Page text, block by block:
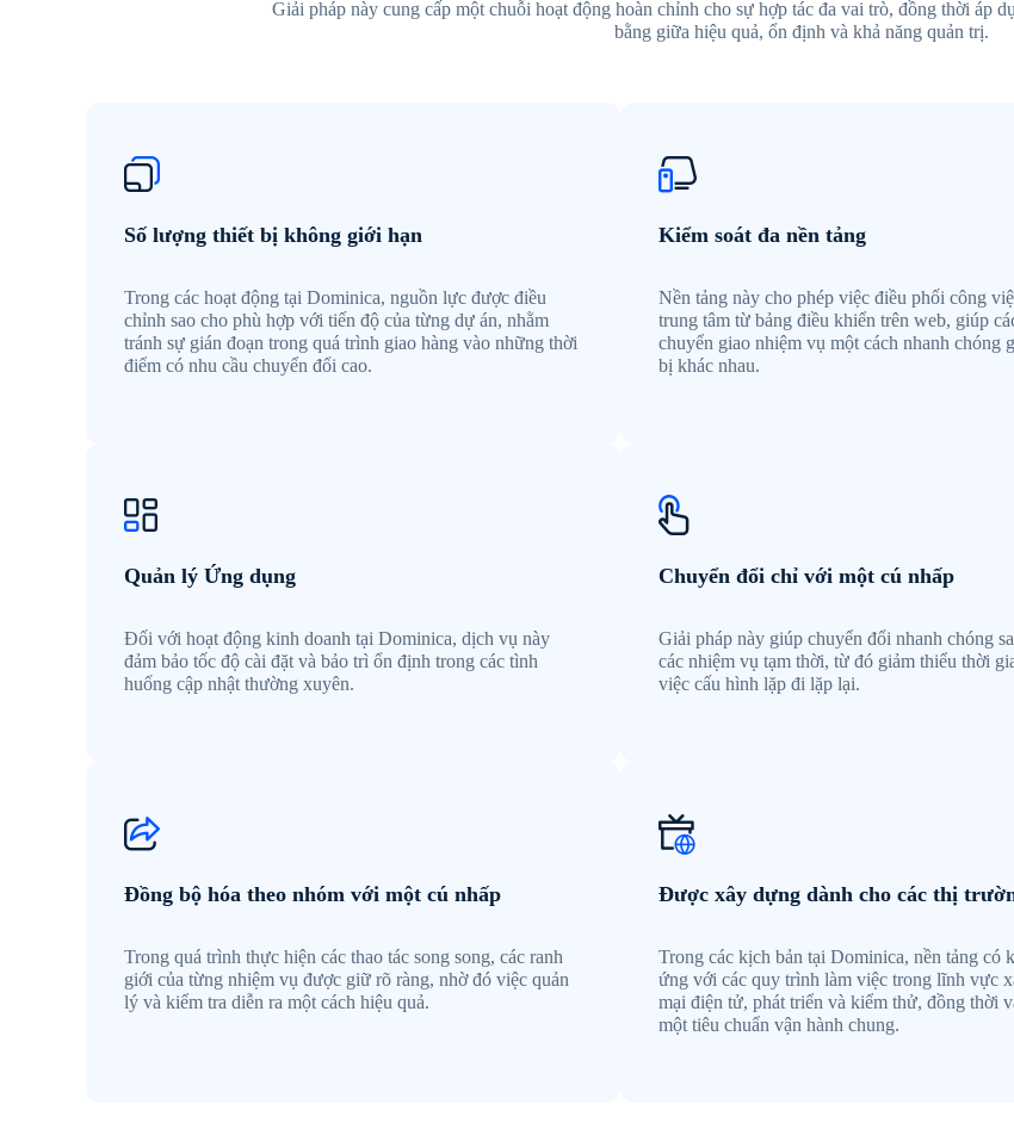
Giải pháp này cung cấp một chuỗi hoạt động hoàn chỉnh cho sự hợp tác đa vai trò, đồng thời áp
bằng giữa hiệu quả, ổn định và khả năng quản trị.
Số lượng thiết bị không giới hạn
Trong các hoạt động tại Dominica, nguồn lực được điều
chỉnh sao cho phù hợp với tiến độ của từng dự án, nhằm
tránh sự gián đoạn trong quá trình giao hàng vào những thời
điểm có nhu cầu chuyển đổi cao.
Kiểm soát đa nền tảng
Nền tảng này cho phép việc điều phối công
trung tâm từ bảng điều khiển trên web, giúp
chuyển giao nhiệm vụ một cách nhanh chóng
bị khác nhau.
Quản lý Ứng dụng
Đối với hoạt động kinh doanh tại Dominica, dịch vụ này
đảm bảo tốc độ cài đặt và bảo trì ổn định trong các tình
huống cập nhật thường xuyên.
Chuyển đổi chỉ với một cú nhấp
Giải pháp này giúp chuyển đổi nhanh chóng
các nhiệm vụ tạm thời, từ đó giảm thiểu thời
việc cấu hình lặp đi lặp lại.
Đồng bộ hóa theo nhóm với một cú nhấp
Trong quá trình thực hiện các thao tác song song, các ranh
giới của từng nhiệm vụ được giữ rõ ràng, nhờ đó việc quản
lý và kiểm tra diễn ra một cách hiệu quả.
Được xây dựng dành cho các thị
Trong các kịch bản tại Dominica, nền tảng có
ứng với các quy trình làm việc trong lĩnh vực
mại điện tử, phát triển và kiểm thử, đồng thời
một tiêu chuẩn vận hành chung.